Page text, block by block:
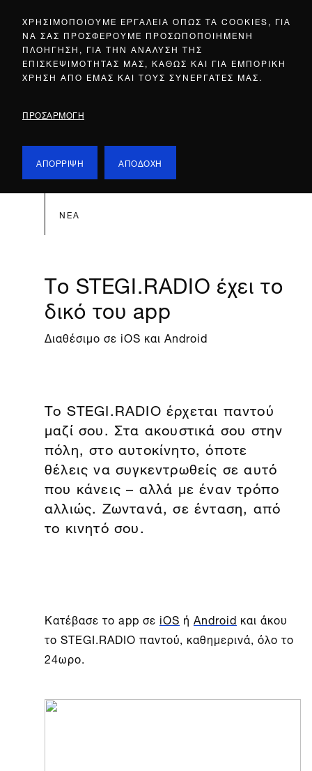
ΧΡΗΣΙΜΟΠΟΙΟΥΜΕ ΕΡΓΑΛΕΙΑ ΟΠΩΣ ΤΑ COOKIES, ΓΙΑ
ΝΑ ΣΑΣ ΠΡΟΣΦΕΡΟΥΜΕ ΠΡΟΣΩΠΟΠΟΙΗΜΕΝΗ
ΠΛΟΗΓΗΣΗ, ΓΙΑ ΤΗΝ ΑΝΑΛΥΣΗ ΤΗΣ
ΕΠΙΣΚΕΨΙΜΟΤΗΤΑΣ ΜΑΣ, ΚΑΘΩΣ ΚΑΙ ΓΙΑ ΕΜΠΟΡΙΚΗ
ΧΡΗΣΗ ΑΠΟ ΕΜΑΣ ΚΑΙ ΤΟΥΣ ΣΥΝΕΡΓΑΤΕΣ ΜΑΣ.
ΠΡΟΣΑΡΜΟΓΗ
ΑΠΟΡΡΙΨΗ ΑΠΟΔΟΧΗ
ΝΕΑ
Tο STEGI.RADIO έχει το
δικό του app
Διαθέσιμο σε iOS και Android
Το STEGI.RADIO έρχεται παντού
μαζί σου. Στα ακουστικά σου στην
πόλη, στο αυτοκίνητο, όποτε
θέλεις να συγκεντρωθείς σε αυτό
που κάνεις – αλλά με έναν τρόπο
αλλιώς. Ζωντανά, σε ένταση, από
το κινητό σου.
Kατέβασε το app σε iOS ή Android και άκου
το STEGI.RADIO παντού, καθημερινά, όλο το
24ωρο.